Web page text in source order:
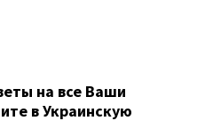
на все Ваши
в Украинскую